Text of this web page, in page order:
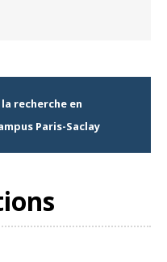
recherche en
Paris-Saclay